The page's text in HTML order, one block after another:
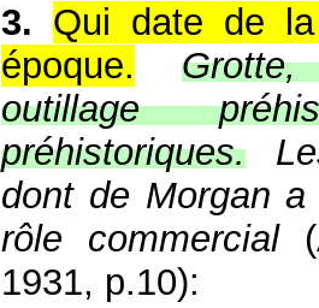
3. Qui date de
époque.
outillage
préhistoriques.
dont de Morgan
rôle commercial(
1931, p.10):